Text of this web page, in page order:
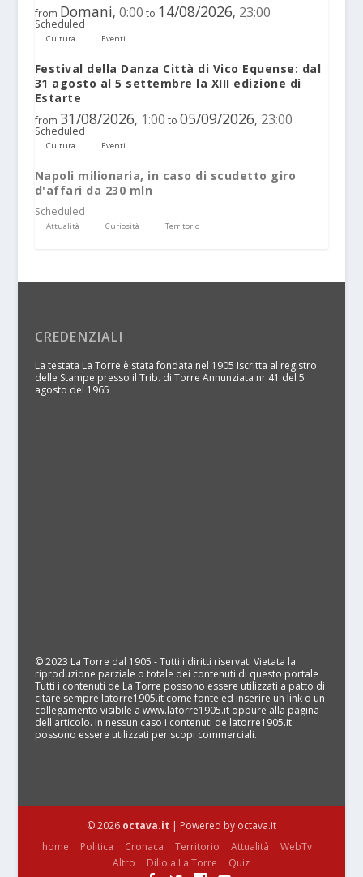
from Domani, 0:00 to 14/08/2026, 23:00
Scheduled
Cultura Eventi
Festival della Danza Città di Vico Equense: dal
31 agosto al 5 settembre la XIII edizione di
Estarte
from 31/08/2026, 1:00 to 05/09/2026, 23:00
Scheduled
Cultura Eventi
Napoli milionaria, in caso di scudetto giro
d'affari da 230 mln
Scheduled
Attualità Curiosità Territorio
CREDENZIALI
La testata La Torre è stata fondata nel 1905 Iscritta al registro
delle Stampe presso il Trib. di Torre Annunziata nr 41 del 5
agosto del 1965
© 2023 La Torre dal 1905 - Tutti i diritti riservati Vietata la
riproduzione parziale o totale dei contenuti di questo portale
Tutti i contenuti de La Torre possono essere utilizzati a patto di
citare sempre latorre1905.it come fonte ed inserire un link o un
collegamento visibile a www.latorre1905.it oppure alla pagina
dell'articolo. In nessun caso i contenuti de latorre1905.it
possono essere utilizzati per scopi commerciali.
© 2026 octava.it | Powered by octava.it
home
Politica Cronaca Territorio Attualità
WebTv
Altro
Dillo a La Torre Quiz